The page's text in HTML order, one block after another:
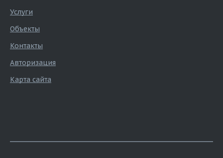
Услуги
Объекты
Контакты
Авторизация
Карта сайта